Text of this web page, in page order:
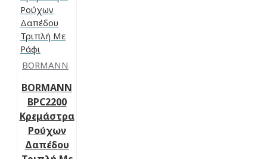
BORMANN
BORMANN
BPC2200
Κρεμάστρα
Ρούχων
Δαπέδου